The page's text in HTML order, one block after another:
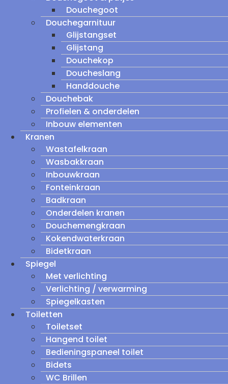
Douchegoot
Douchegarnituur
Glijstangset
Glijstang
Douchekop
Doucheslang
Handdouche
Douchebak
Profielen & onderdelen
Inbouw elementen
Kranen
Wastafelkraan
Wasbakkraan
Inbouwkraan
Fonteinkraan
Badkraan
Onderdelen kranen
Douchemengkraan
Kokendwaterkraan
Bidetkraan
Spiegel
Met verlichting
Verlichting / verwarming
Spiegelkasten
Toiletten
Toiletset
Hangend toilet
Bedieningspaneel toilet
Bidets
WC Brillen